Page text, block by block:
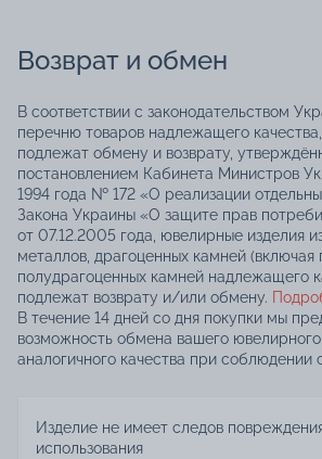
Возврат и обмен
В соответствии с законодательством
перечню товаров надлежащего
подлежат обмену и возврату,
постановлением Кабинета Министров
1994 года № 172 «О реализации
Закона Украины «О защите прав
от 07.12.2005 года, ювелирные изделия
металлов, драгоценных камней
полудрагоценных камней надлежащего
подлежат возврату и/или обмену.
В течение 14 дней со дня покупки мы
возможность обмена вашего
аналогичного качества при
Изделие не имеет следов
использования